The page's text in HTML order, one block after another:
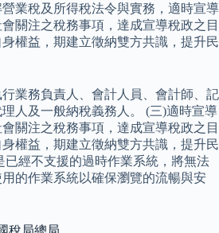
業稅及所得稅法令與實務，適時宣導
關注之稅務事項，達成宣導稅政之目
權益，期建立徵納雙方共識，提升民
業務負責人、會計人員、會計師、記
人及一般納稅義務人。 (三)適時宣導
關注之稅務事項，達成宣導稅政之目
權益，期建立徵納雙方共識，提升民
已經不支援的過時作業系統，將無法
的作業系統以確保瀏覽的流暢與安
稅局總局